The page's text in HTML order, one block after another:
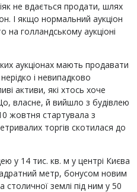
не вдається продати, шлях
І якщо нормальний аукціон
на голландському аукціоні
аукціонах мають продавати
і невипадково
активи, які хтось хоче
власне, й вийшло з будівлею
жовтня стартувала з
торгів скотилася до
у 14 тис. кв. м у центрі Києва
метр, бонусом новим
столичної землі під ним у 50